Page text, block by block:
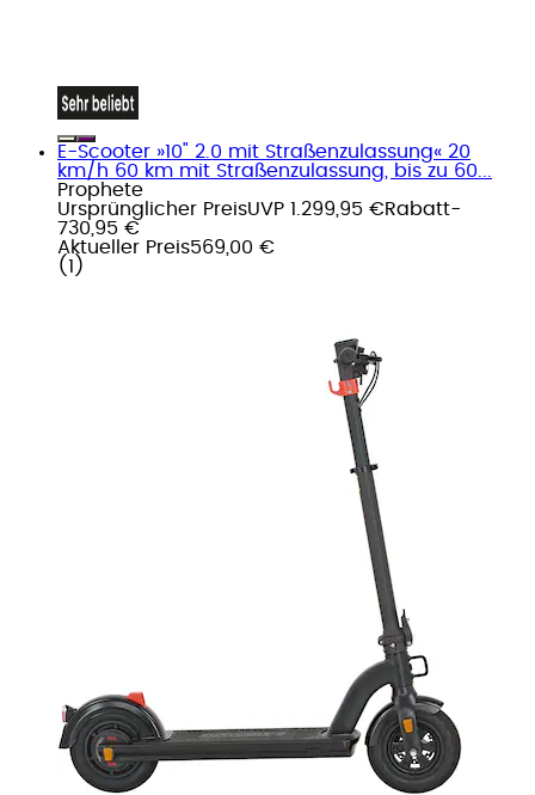
E-Scooter »10" 2.0 mit Straßenzulassung« 20
km/h 60 km mit Straßenzulassung, bis zu 60...
Prophete
Ursprünglicher PreisUVP 1.299,95 €Rabatt-
730,95 €
Aktueller Preis569,00 €
( 1 )